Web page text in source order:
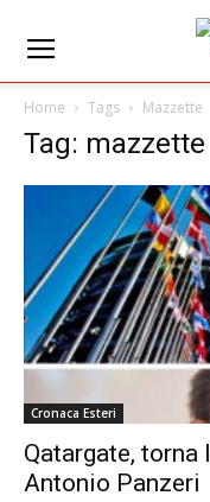
Home Tags Mazzette
Tag: mazzette
Cronaca Esteri
Qatargate, torna
Antonio Panzeri